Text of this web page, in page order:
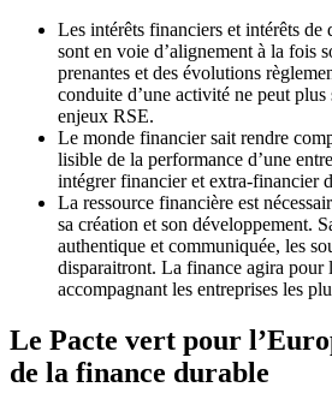
Les intérêts financiers et intérêts de
sont en voie d’alignement à la fois
prenantes et des évolutions
conduite d’une activité ne peut plus
enjeux RSE.
Le monde financier sait rendre
lisible de la performance d’une
intégrer financier et extra-financier
La ressource financière est
sa création et son développement.
authentique et communiquée, les
disparaitront. La finance agira pour
accompagnant les entreprises les
Le Pacte vert pour
de la finance durable